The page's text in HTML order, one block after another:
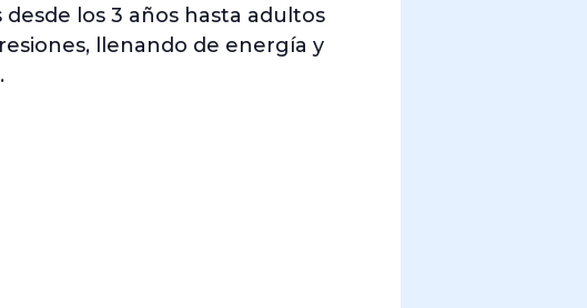
los 3 años hasta adultos
llenando de energía y